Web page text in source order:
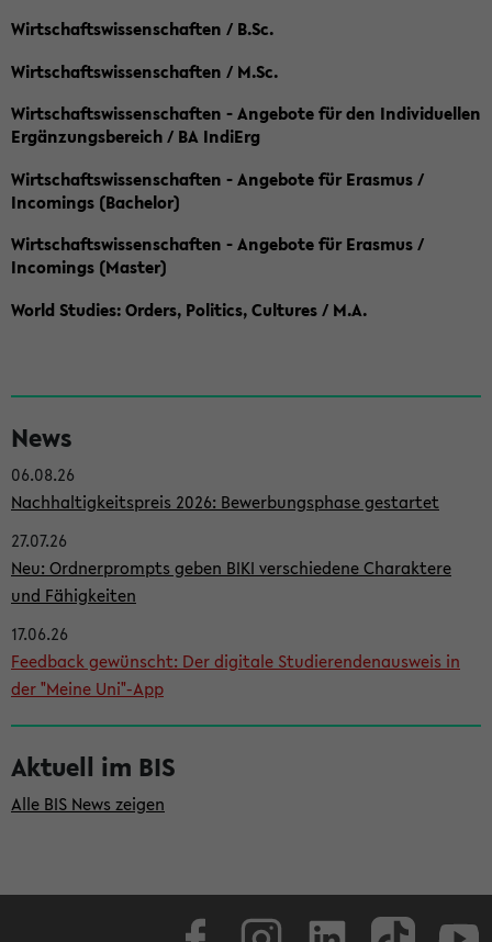
Wirtschaftswissenschaften / B.Sc.
Wirtschaftswissenschaften / M.Sc.
Wirtschaftswissenschaften - Angebote für den Individuellen
Ergänzungsbereich / BA IndiErg
Wirtschaftswissenschaften - Angebote für Erasmus /
Incomings (Bachelor)
Wirtschaftswissenschaften - Angebote für Erasmus /
Incomings (Master)
World Studies: Orders, Politics, Cultures / M.A.
e
i
t
e
n
l
e
i
s
t
e
News
06.08.26
Nachhaltigkeitspreis 2026: Bewerbungsphase gestartet
27.07.26
Neu: Ordnerprompts geben BIKI verschiedene Charaktere
und Fähigkeiten
17.06.26
Feedback gewünscht: Der digitale Studierendenausweis in
der "Meine Uni"-App
Aktuell im BIS
Alle BIS News zeigen